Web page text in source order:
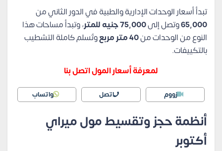
تبدأ أسعار الوحدات الإدارية والطبية في الدور الثاني من
65,000وتصل إلى75,000 جنيه للمتر
، وتبدأ مساحات هذا
النوع من الوحدات من40 متر مربع
وتُسلم كاملة التشطيب
بالتكييفات.
لمعرفة أسعار المول اتصل بنا
زووم اتصل واتساب
أنظمة حجز وتقسيط مول ميراي
أكتوبر